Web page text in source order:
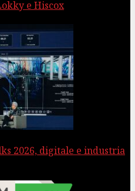
e Hiscox
2026, digitale e industria